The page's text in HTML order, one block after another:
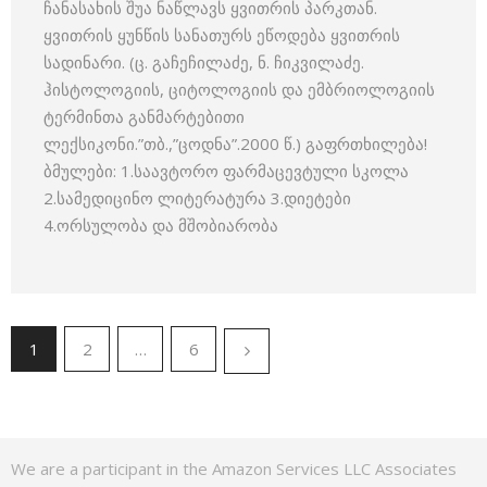
ჩანასახის შუა ნაწლავს ყვითრის პარკთან.
ყვითრის ყუნწის სანათურს ეწოდება ყვითრის
სადინარი. (ც. გაჩეჩილაძე, ნ. ჩიკვილაძე.
ჰისტოლოგიის, ციტოლოგიის და ემბრიოლოგიის
ტერმინთა განმარტებითი
ლექსიკონი.”თბ.,”ცოდნა”.2000 წ.) გაფრთხილება!
ბმულები: 1.საავტორო ფარმაცევტული სკოლა
2.სამედიცინო ლიტერატურა 3.დიეტები
4.ორსულობა და მშობიარობა
1 2 … 6
We are a participant in the Amazon Services LLC Associates